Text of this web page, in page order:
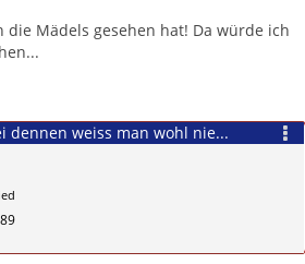
Stunde 150 SFR Stunde 300 SFR,
sie teilweise auch dabei war,
die Mädels gesehen hat! Da würde ich
dennen weiss man wohl nie...
89